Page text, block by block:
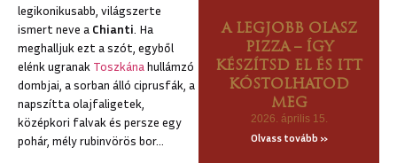
legikonikusabb, világszerte
ismert neve a Chianti . Ha
meghalljuk ezt a szót, egyből
elénk ugranak Toszkánahullámzó
dombjai, a sorban álló ciprusfák, a
napszítta olajfaligetek,
középkori falvak és persze egy
pohár, mély rubinvörös bor…
A LEGJOBB OLASZ
PIZZA – ÍGY
KÉSZÍTSD EL ÉS ITT
KÓSTOLHATOD
MEG
2026. április 15.
Olvass tovább »